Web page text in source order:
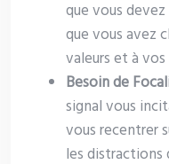
que vous
que vous avez
valeurs et à
Besoin de
signal vous
vous recentrer
les